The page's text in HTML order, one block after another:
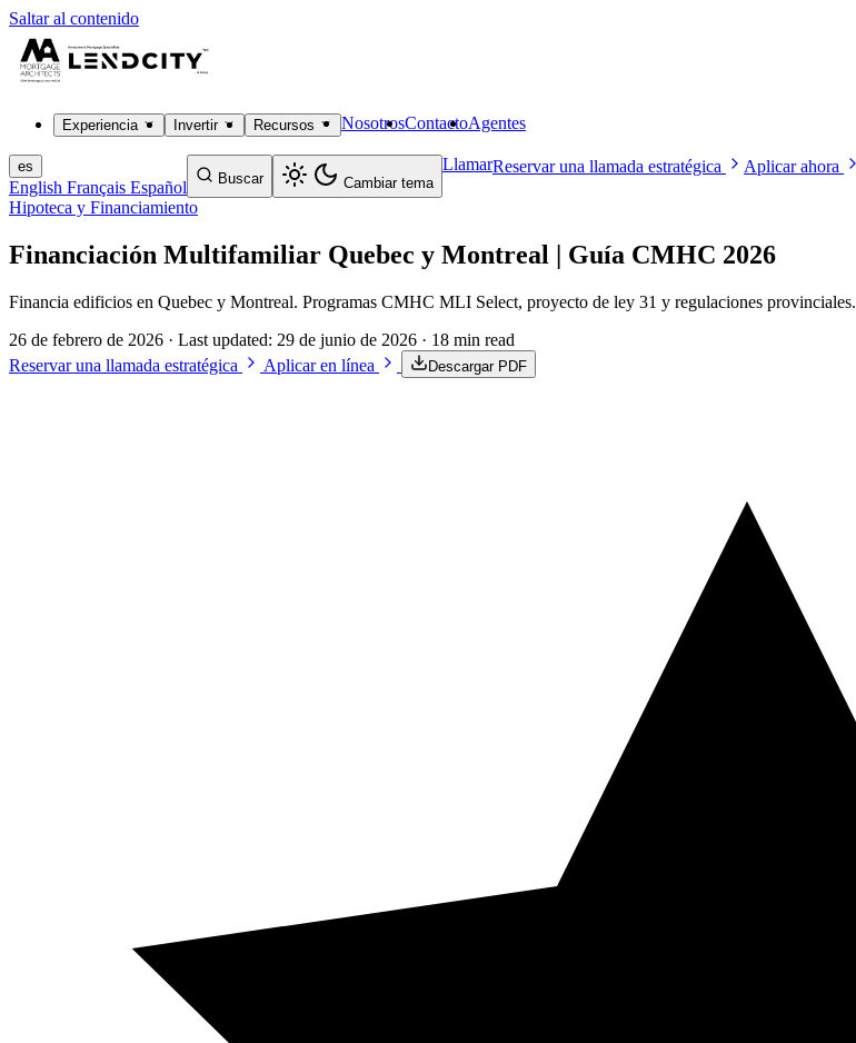
Saltar al contenido
Experiencia Invertir Recursos NosotrosContactoAgentes
es
English Français Español Buscar Cambiar tema
LlamarReservar una llamada estratégica Aplicar ahora
Hipoteca y Financiamiento
Financiación Multifamiliar Quebec y Montreal | Guía CMHC 2026
Financia edificios en Quebec y Montreal. Programas CMHC MLI Select, proyecto de ley 31 y regulaciones provinciales.
26 de febrero de 2026 · Last updated: 29 de junio de 2026 · 18 min read
Reservar una llamada estratégica
Aplicar en línea Descargar PDF